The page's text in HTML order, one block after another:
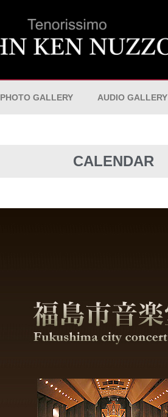
PHOTO GALLERY AUDIO GALLERY
CALENDAR